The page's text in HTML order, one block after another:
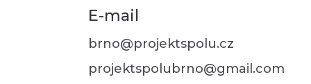
E-mail
brno@projektspolu.cz
projektspolubrno@gmail.com